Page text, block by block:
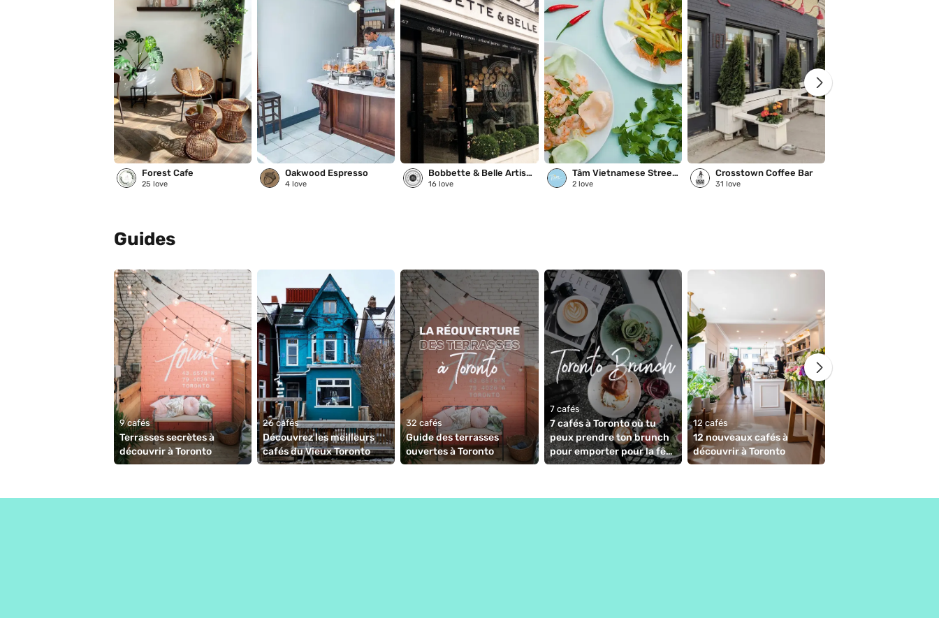
Forest Cafe
25 love
Oakwood Espresso
4 love
Bobbette & Belle Artisanal Pastries
16 love
Tâm Vietnamese Street Food and Café
2love
Crosstown Coffee Bar
31 love
Guides
9 cafés
Terrasses secrètes à
découvrir à Toronto
26 cafés
Découvrez les meilleurs
cafés du Vieux Toronto
32 cafés
Guide des terrasses
ouvertes à Toronto
7 cafés
⁠7 cafés à Toronto où tu
peux prendre ton brunch
pour emporter pour la fête
des mères
12 cafés
12 nouveaux cafés à
découvrir à Toronto